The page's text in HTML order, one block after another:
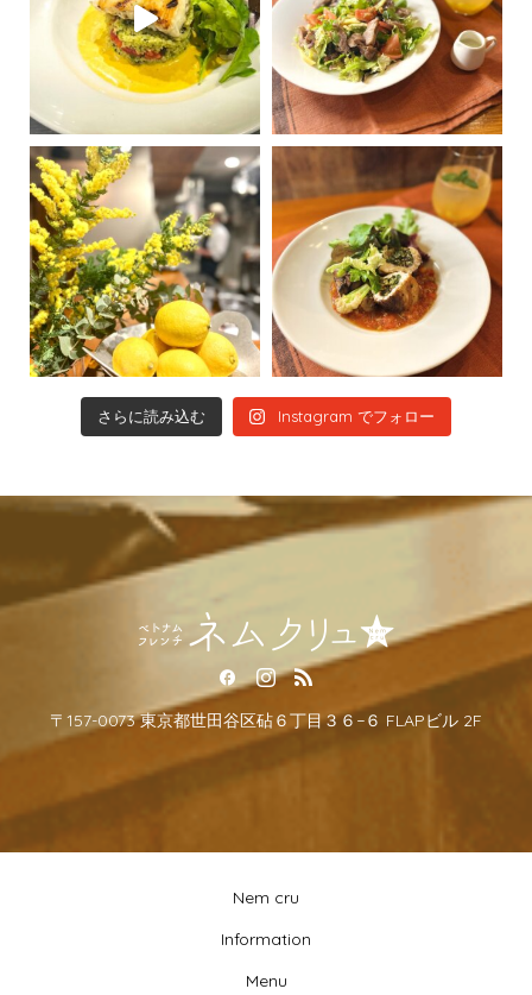
さらに読み込む Instagram でフォロー
〒157-0073 東京都世田谷区砧６丁目３６−６ FLAPビル 2F
Nem cru
Information
Menu